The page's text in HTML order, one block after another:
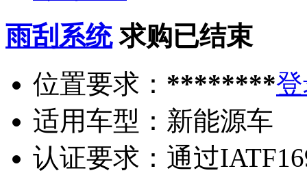
雨刮系统 求购已结束
位置要求： ********
适用车型： 新能源车
认证要求： 通过